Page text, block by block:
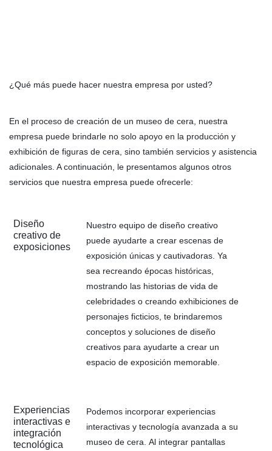
¿Qué más puede hacer nuestra empresa por usted?
En el proceso de creación de un museo de cera, nuestra
empresa puede brindarle no solo apoyo en la producción y
exhibición de figuras de cera, sino también servicios y asistencia
adicionales. A continuación, le presentamos algunos otros
servicios que nuestra empresa puede ofrecerle:
Diseño
creativo de
exposiciones
Nuestro equipo de diseño creativo
puede ayudarte a crear escenas de
exposición únicas y cautivadoras. Ya
sea recreando épocas históricas,
mostrando las historias de vida de
celebridades o creando exhibiciones de
personajes ficticios, te brindaremos
conceptos y soluciones de diseño
creativos para ayudarte a crear un
espacio de exposición memorable.
Experiencias
interactivas e
integración
tecnológica
Podemos incorporar experiencias
interactivas y tecnología avanzada a su
museo de cera. Al integrar pantallas